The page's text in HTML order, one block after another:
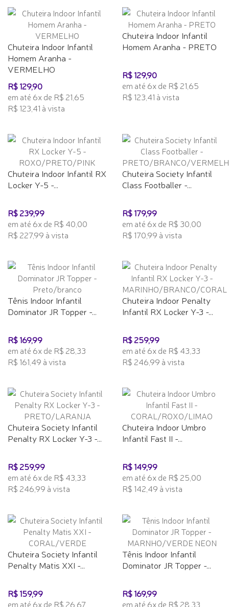
Chuteira Indoor Infantil
Homem Aranha -
VERMELHO
R$ 129,90
em até 6x de R$ 21,65
R$ 123,41 à vista
Chuteira Indoor Infantil
Homem Aranha - PRETO
R$ 129,90
em até 6x de R$ 21,65
R$ 123,41 à vista
Chuteira Indoor Infantil RX
Locker Y-5 -...
R$ 239,99
em até 6x de R$ 40,00
R$ 227,99 à vista
Chuteira Society Infantil
Class Footballer -...
R$ 179,99
em até 6x de R$ 30,00
R$ 170,99 à vista
Tênis Indoor Infantil
Dominator JR Topper -...
R$ 169,99
em até 6x de R$ 28,33
R$ 161,49 à vista
Chuteira Indoor Penalty
Infantil RX Locker Y-3 -...
R$ 259,99
em até 6x de R$ 43,33
R$ 246,99 à vista
Chuteira Society Infantil
Penalty RX Locker Y-3 -...
R$ 259,99
em até 6x de R$ 43,33
R$ 246,99 à vista
Chuteira Indoor Umbro
Infantil Fast II -...
R$ 149,99
em até 6x de R$ 25,00
R$ 142,49 à vista
Chuteira Society Infantil
Penalty Matis XXI -...
R$ 159,99
em até 6x de R$ 26,67
Tênis Indoor Infantil
Dominator JR Topper -...
R$ 169,99
em até 6x de R$ 28,33